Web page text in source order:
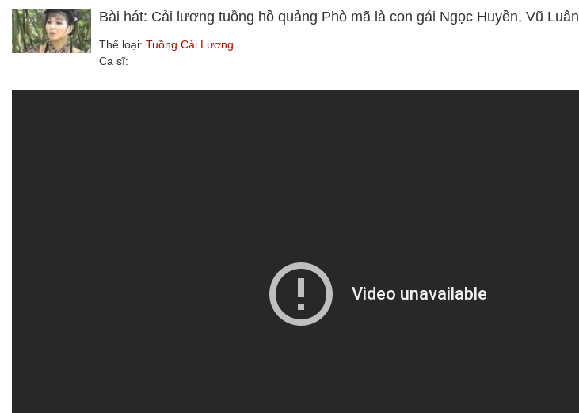
Bài hát: Cải lương tuồng hồ quảng Phò mã là con gái Ngọc Huyền, Vũ Luân
Thể loại:Tuồng Cải Lương
Ca sĩ: